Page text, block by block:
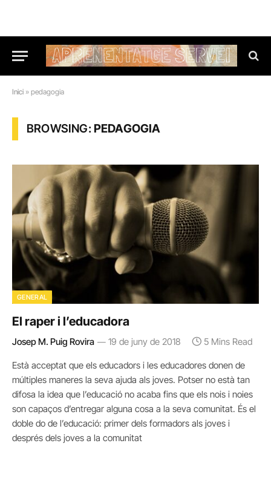
Inici » pedagogia
BROWSING:PEDAGOGIA
GENERAL
El raper i l’educadora
Josep M. Puig Rovira 19 de juny de 2018 5 Mins Read
Està acceptat que els educadors i les educadores donen de
múltiples maneres la seva ajuda als joves. Potser no està tan
difosa la idea que l’educació no acaba fins que els nois i noies
son capaços d’entregar alguna cosa a la seva comunitat. És el
doble do de l’educació: primer dels formadors als joves i
després dels joves a la comunitat